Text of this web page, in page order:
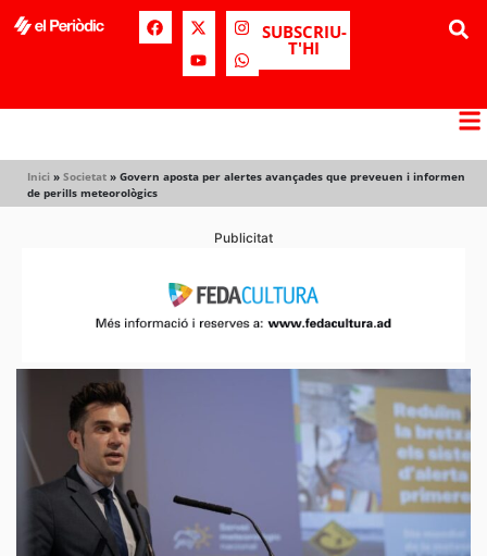
SUBSCRIU-
T'HI
Inici » Societat » Govern aposta per alertes avançades que preveuen i informen
de perills meteorològics
Publicitat